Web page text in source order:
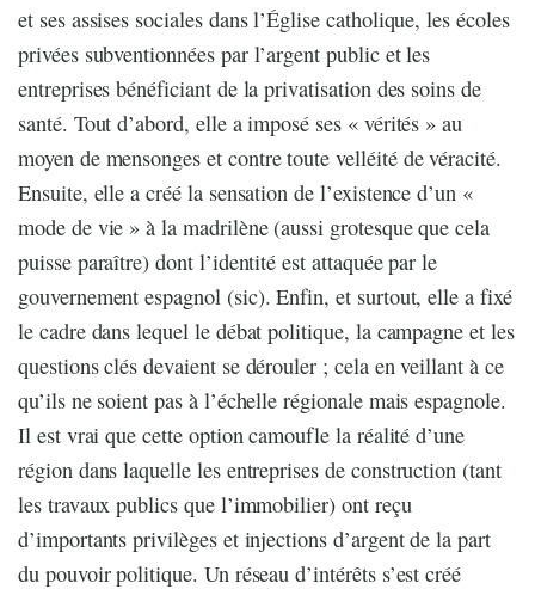
et ses assises sociales dans l’Église catholique, les écoles
privées subventionnées par l’argent public et les
entreprises bénéficiant de la privatisation des soins de
santé. Tout d’abord, elle a imposé ses « vérités » au
moyen de mensonges et contre toute velléité de véracité.
Ensuite, elle a créé la sensation de l’existence d’un «
mode de vie » à la madrilène (aussi grotesque que cela
puisse paraître) dont l’identité est attaquée par le
gouvernement espagnol (sic). Enfin, et surtout, elle a fixé
le cadre dans lequel le débat politique, la campagne et les
questions clés devaient se dérouler ; cela en veillant à ce
qu’ils ne soient pas à l’échelle régionale mais espagnole.
Il est vrai que cette option camoufle la réalité d’une
région dans laquelle les entreprises de construction (tant
les travaux publics que l’immobilier) ont reçu
d’importants privilèges et injections d’argent de la part
du pouvoir politique. Un réseau d’intérêts s’est créé